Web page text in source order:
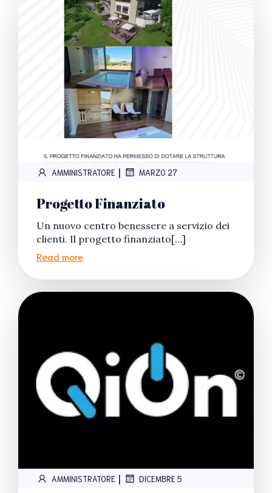
AMMINISTRATORE | MARZO 27
Progetto Finanziato
Un nuovo centro benessere a servizio dei
clienti. Il progetto finanziato[…]
Read more
AMMINISTRATORE | DICEMBRE 5